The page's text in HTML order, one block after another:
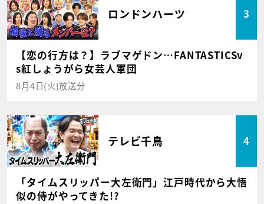
ロンドンハーツ 3
【恋の行方は？】ラブマゲドン…FANTASTICSv
s紅しょうがら女芸人軍団
8月4日(火)放送分
テレビ千鳥 4
「タイムスリッパー大左衛門」江戸時代から大悟
似の侍がやってきた!?